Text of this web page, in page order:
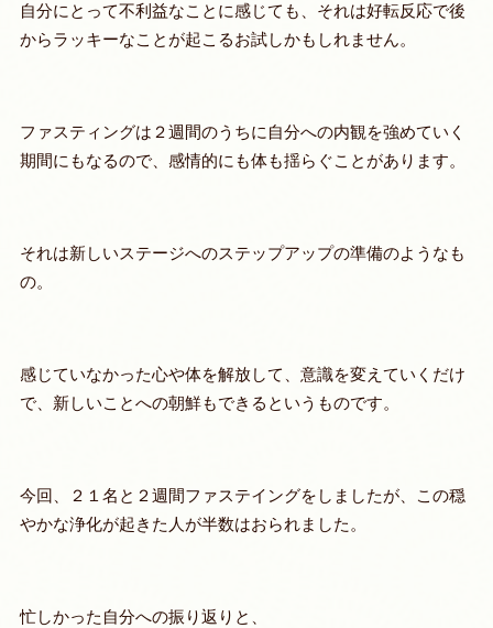
自分にとって不利益なことに感じても、それは好転反応で後
からラッキーなことが起こるお試しかもしれません。
ファスティングは２週間のうちに自分への内観を強めていく
期間にもなるので、感情的にも体も揺らぐことがあります。
それは新しいステージへのステップアップの準備のようなも
の。
感じていなかった心や体を解放して、意識を変えていくだけ
で、新しいことへの朝鮮もできるというものです。
今回、２１名と２週間ファステイングをしましたが、この穏
やかな浄化が起きた人が半数はおられました。
忙しかった自分への振り返りと、